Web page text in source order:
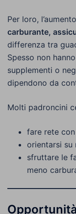
Per loro,
carburante,
differenza tra
Spesso non
supplementi o
dipendono da
Molti padroncini
fare rete
orientarsi
sfruttare le
meno